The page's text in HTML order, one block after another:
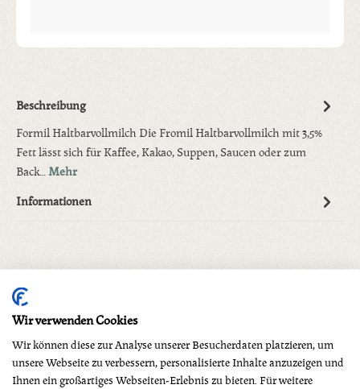
Wir verwenden Cookies
Wir können diese zur Analyse unserer Besucherdaten platzieren, um
unsere Webseite zu verbessern, personalisierte Inhalte anzuzeigen und
Ihnen ein großartiges Webseiten-Erlebnis zu bieten. Für weitere
Beschreibung
Formil Haltbarvollmilch Die Fromil Haltbarvollmilch mit 3,5%
Fett lässt sich für Kaffee, Kakao, Suppen, Saucen oder zum
Back…Mehr
Informationen
Dazu empfehlen wir